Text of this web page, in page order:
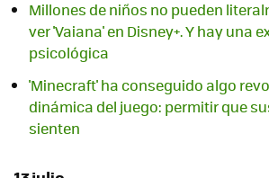
Millones de niños no pueden
ver 'Vaiana' en Disney+. Y hay una
psicológica
'Minecraft' ha conseguido algo
dinámica del juego: permitir que
sienten